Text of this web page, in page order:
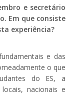
e secretário
Em que consiste
experiência?
e das
o que
do ES, a
nacionais e